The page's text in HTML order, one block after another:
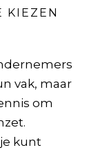
KIEZEN
vak, maar
om
kunt